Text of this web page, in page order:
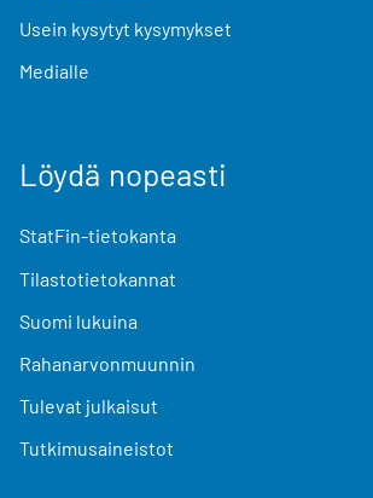
Usein kysytyt kysymykset
Medialle
Löydä nopeasti
StatFin-tietokanta
Tilastotietokannat
Suomi lukuina
Rahanarvonmuunnin
Tulevat julkaisut
Tutkimusaineistot